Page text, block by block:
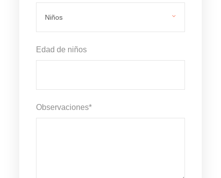
Edad de niños
Observaciones*